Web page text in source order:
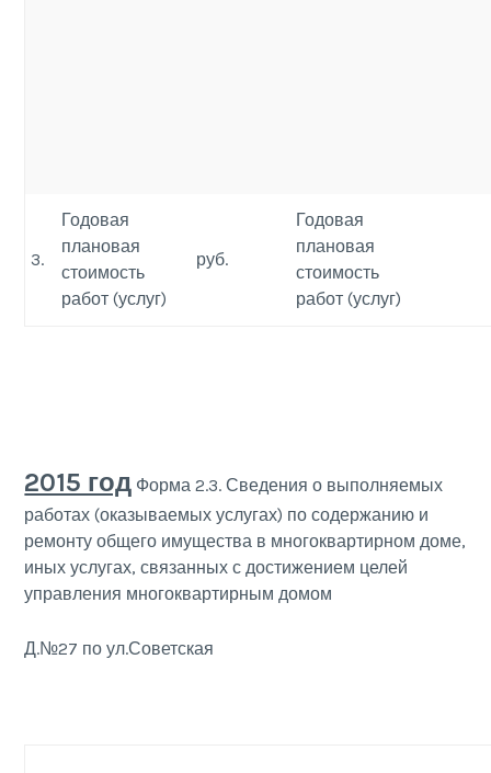
3.
Годовая
плановая
стоимость
работ (услуг)
руб.
Годовая
плановая
стоимость
работ (услуг)
2015 год Форма 2.3. Сведения о выполняемых
работах (оказываемых услугах) по содержанию и
ремонту общего имущества в многоквартирном доме,
иных услугах, связанных с достижением целей
управления многоквартирным домом
Д.№27 по ул.Советская